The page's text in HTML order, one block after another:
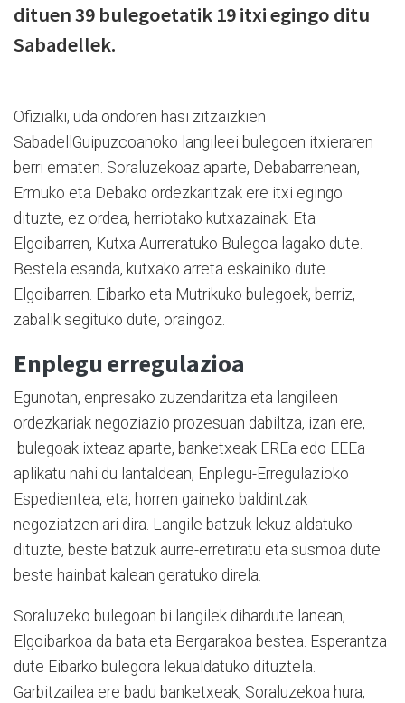
dituen 39 bulegoetatik 19 itxi egingo ditu
Sabadellek.
Ofizialki, uda ondoren hasi zitzaizkien
SabadellGuipuzcoanoko langileei bulegoen itxieraren
berri ematen. Soraluzekoaz aparte, Debabarrenean,
Ermuko eta Debako ordezkaritzak ere itxi egingo
dituzte, ez ordea, herriotako kutxazainak. Eta
Elgoibarren, Kutxa Aurreratuko Bulegoa lagako dute.
Bestela esanda, kutxako arreta eskainiko dute
Elgoibarren. Eibarko eta Mutrikuko bulegoek, berriz,
zabalik segituko dute, oraingoz.
Enplegu erregulazioa
Egunotan, enpresako zuzendaritza eta langileen
ordezkariak negoziazio prozesuan dabiltza, izan ere,
bulegoak ixteaz aparte, banketxeak EREa edo EEEa
aplikatu nahi du lantaldean, Enplegu-Erregulazioko
Espedientea, eta, horren gaineko baldintzak
negoziatzen ari dira. Langile batzuk lekuz aldatuko
dituzte, beste batzuk aurre-erretiratu eta susmoa dute
beste hainbat kalean geratuko direla.
Soraluzeko bulegoan bi langilek dihardute lanean,
Elgoibarkoa da bata eta Bergarakoa bestea. Esperantza
dute Eibarko bulegora lekualdatuko dituztela.
Garbitzailea ere badu banketxeak, Soraluzekoa hura,